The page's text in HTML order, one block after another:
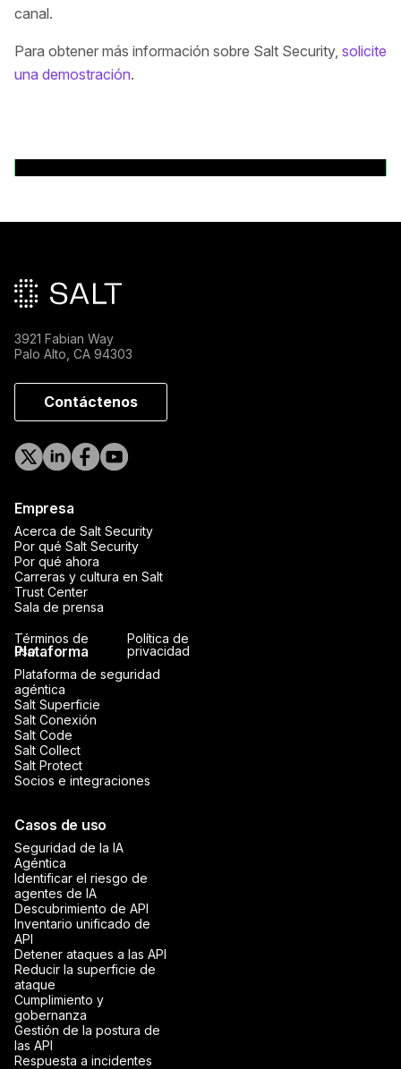
canal.
Para obtener más información sobre Salt Security, solicite
una demostración.
3921 Fabian Way
Palo Alto, CA 94303
Contáctenos
Empresa
Acerca de Salt Security
Por qué Salt Security
Por qué ahora
Carreras y cultura en Salt
Trust Center
Sala de prensa
Plataforma
Plataforma de seguridad
agéntica
Salt Superficie
Salt Conexión
Salt Code
Salt Collect
Salt Protect
Socios e integraciones
Casos de uso
Seguridad de la IA
Agéntica
Identificar el riesgo de
agentes de IA
Descubrimiento de API
Inventario unificado de
API
Detener ataques a las API
Reducir la superficie de
ataque
Cumplimiento y
gobernanza
Gestión de la postura de
las API
Respuesta a incidentes
Términos de
uso
Política de
privacidad